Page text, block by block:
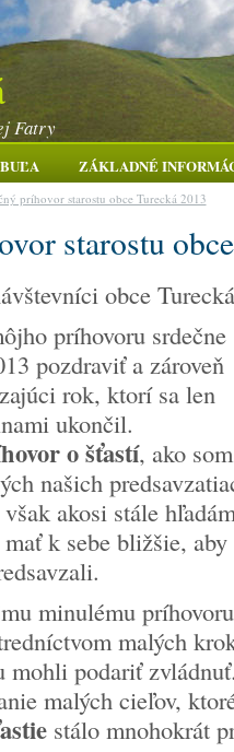
Fatry
ZÁKLADNÉ
starostu
príhovor starostu obce Turecká 2013
obce
príhovoru srdečne
pozdraviť a zároveň
rok, ktorí sa len
ukončil.
o šťastí, ako som
našich
akosi stále
k sebe bližšie,
minulému
malých
podariť
malých cieľov,
stálo mnohokrát